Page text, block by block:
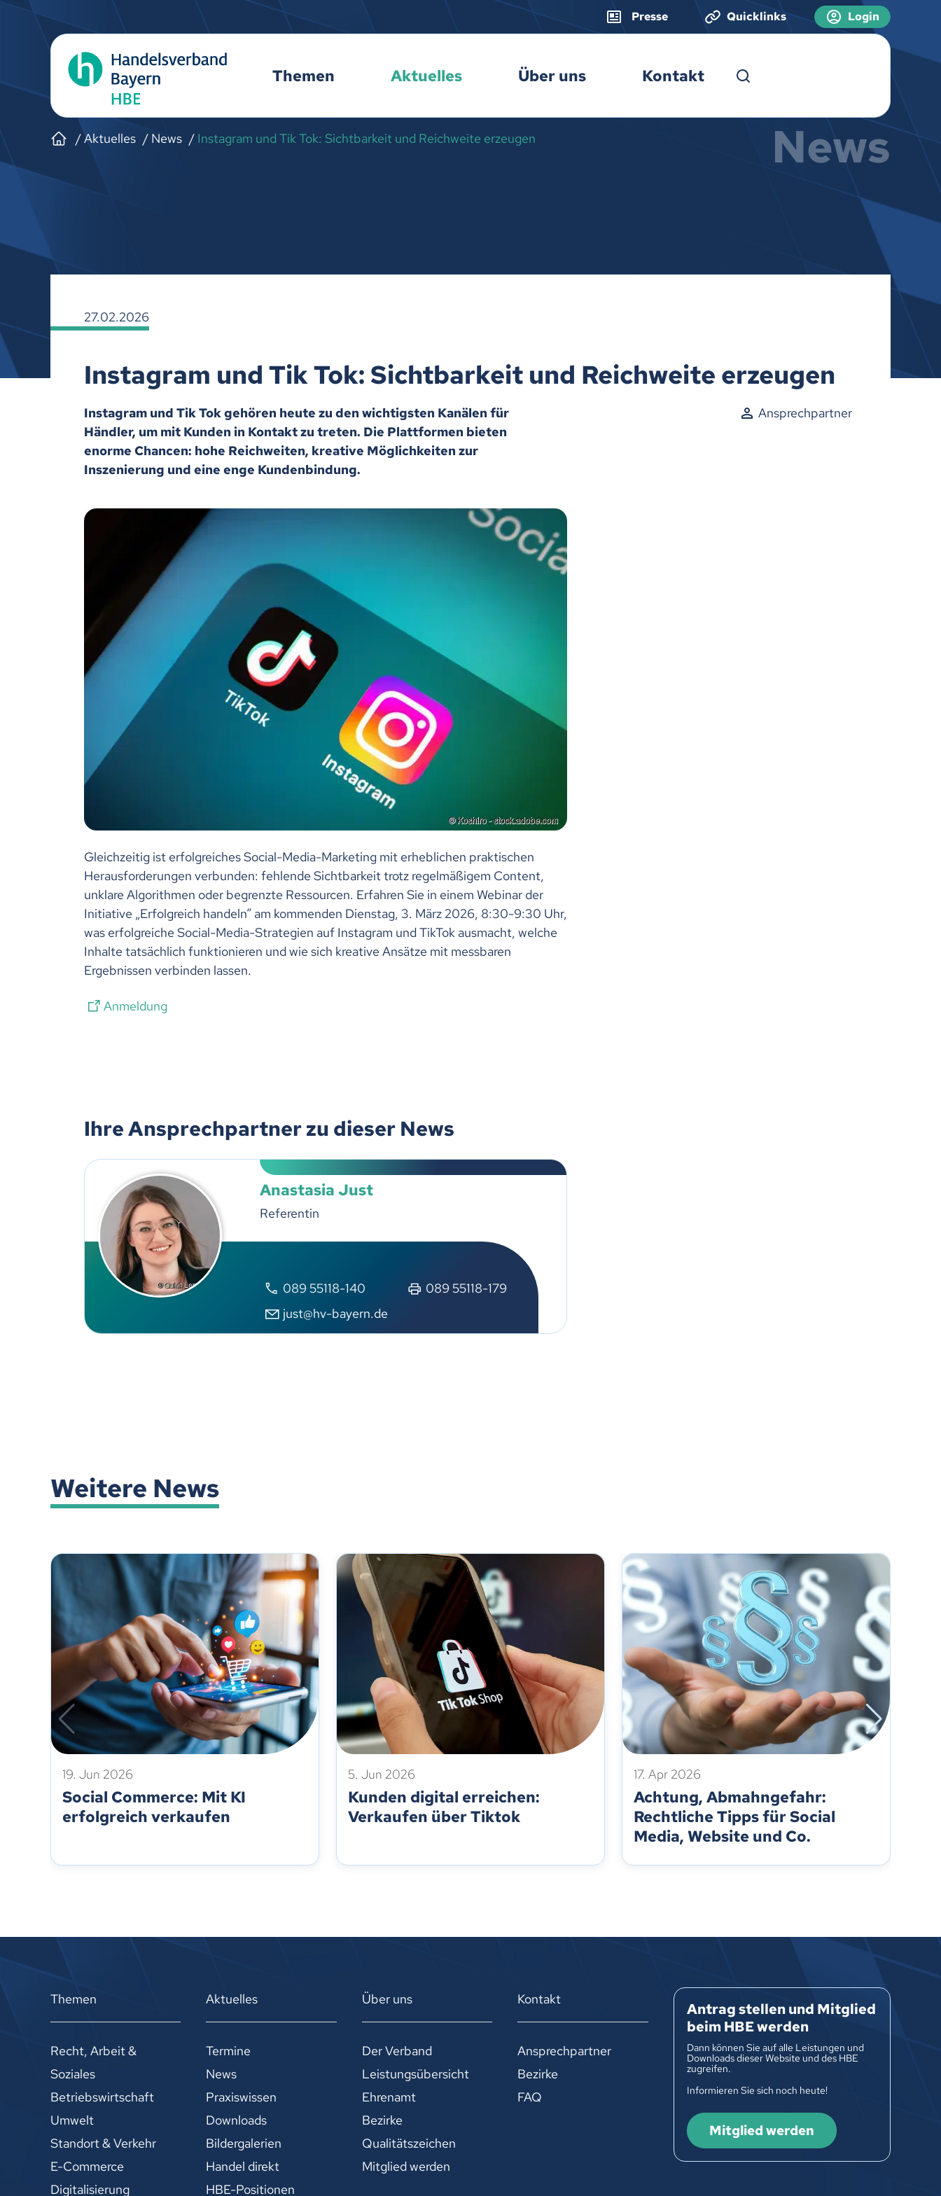
Presse Quicklinks Login
Themen Aktuelles Über uns Kontakt
Aktuelles News Instagram und Tik Tok: Sichtbarkeit und Reichweite erzeugen News
27.02.2026
Instagram und Tik Tok: Sichtbarkeit und Reichweite erzeugen
Instagram und Tik Tok gehören heute zu den wichtigsten Kanälen für
Händler, um mit Kunden in Kontakt zu treten. Die Plattformen bieten
enorme Chancen: hohe Reichweiten, kreative Möglichkeiten zur
Inszenierung und eine enge Kundenbindung.
Ansprechpartner
Gleichzeitig ist erfolgreiches Social-Media-Marketing mit erheblichen praktischen
Herausforderungen verbunden: fehlende Sichtbarkeit trotz regelmäßigem Content,
unklare Algorithmen oder begrenzte Ressourcen. Erfahren Sie in einem Webinar der
Initiative „Erfolgreich handeln“ am kommenden Dienstag, 3. März 2026, 8:30-9:30 Uhr,
was erfolgreiche Social-Media-Strategien auf Instagram und TikTok ausmacht, welche
Inhalte tatsächlich funktionieren und wie sich kreative Ansätze mit messbaren
Ergebnissen verbinden lassen.
Anmeldung
Ihre Ansprechpartner zu dieser News
Anastasia Just
Referentin
089 55118-140
089 55118-179
just@hv-bayern.de
Weitere News
19. Jun 2026
Social Commerce: Mit KI
erfolgreich verkaufen
5. Jun 2026
Kunden digital erreichen:
Verkaufen über Tiktok
17. Apr 2026
Achtung, Abmahngefahr:
Rechtliche Tipps für Social
Media, Website und Co.
Themen
Recht, Arbeit &
Soziales
Betriebswirtschaft
Umwelt
Standort & Verkehr
E-Commerce
Digitalisierung
Aktuelles
Termine
News
Praxiswissen
Downloads
Bildergalerien
Handel direkt
HBE-Positionen
Über uns
Der Verband
Leistungsübersicht
Ehrenamt
Bezirke
Qualitätszeichen
Mitglied werden
Kontakt
Ansprechpartner
Bezirke
FAQ
Antrag stellen und Mitglied
beim HBE werden
Dann können Sie auf alle Leistungen und
Downloads dieser Website und des HBE
zugreifen.
Informieren Sie sich noch heute!
Mitglied werden